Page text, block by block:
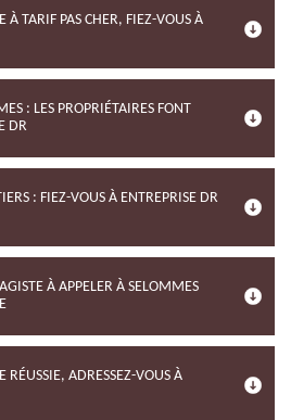
À TARIF PAS CHER, FIEZ-VOUS À
: LES PROPRIÉTAIRES FONT
DR
: FIEZ-VOUS À ENTREPRISE DR
À APPELER À SELOMMES
RÉUSSIE, ADRESSEZ-VOUS À